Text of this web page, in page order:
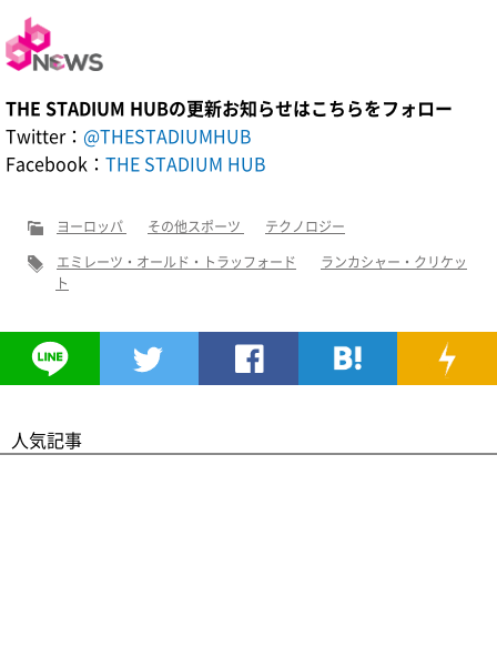
THE STADIUM HUBの更新お知らせはこちらをフォロー
Twitter： @THESTADIUMHUB
Facebook： THE STADIUM HUB
ヨーロッパ その他スポーツ
テクノロジー
エミレーツ・オールド・トラッフォード
ランカシャー・クリケッ
ト